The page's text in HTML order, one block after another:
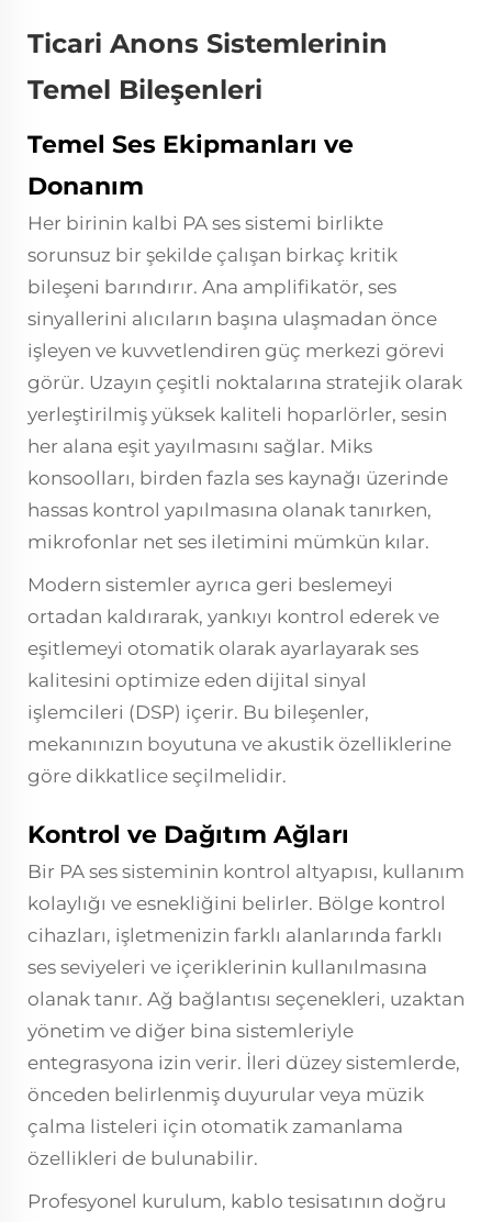
Ticari Anons Sistemlerinin
Temel Bileşenleri
Temel Ses Ekipmanları ve
Donanım
Her birinin kalbi PA ses sistemi birlikte
sorunsuz bir şekilde çalışan birkaç kritik
bileşeni barındırır. Ana amplifikatör, ses
sinyallerini alıcıların başına ulaşmadan önce
işleyen ve kuvvetlendiren güç merkezi görevi
görür. Uzayın çeşitli noktalarına stratejik olarak
yerleştirilmiş yüksek kaliteli hoparlörler, sesin
her alana eşit yayılmasını sağlar. Miks
konsoolları, birden fazla ses kaynağı üzerinde
hassas kontrol yapılmasına olanak tanırken,
mikrofonlar net ses iletimini mümkün kılar.
Modern sistemler ayrıca geri beslemeyi
ortadan kaldırarak, yankıyı kontrol ederek ve
eşitlemeyi otomatik olarak ayarlayarak ses
kalitesini optimize eden dijital sinyal
işlemcileri (DSP) içerir. Bu bileşenler,
mekanınızın boyutuna ve akustik özelliklerine
göre dikkatlice seçilmelidir.
Kontrol ve Dağıtım Ağları
Bir PA ses sisteminin kontrol altyapısı, kullanım
kolaylığı ve esnekliğini belirler. Bölge kontrol
cihazları, işletmenizin farklı alanlarında farklı
ses seviyeleri ve içeriklerinin kullanılmasına
olanak tanır. Ağ bağlantısı seçenekleri, uzaktan
yönetim ve diğer bina sistemleriyle
entegrasyona izin verir. İleri düzey sistemlerde,
önceden belirlenmiş duyurular veya müzik
çalma listeleri için otomatik zamanlama
özellikleri de bulunabilir.
Profesyonel kurulum, kablo tesisatının doğru